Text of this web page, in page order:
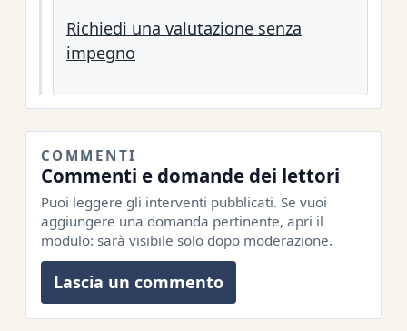
Richiedi una valutazione senza
impegno
COMMENTI
Commenti e domande dei lettori
Puoi leggere gli interventi pubblicati. Se vuoi
aggiungere una domanda pertinente, apri il
modulo: sarà visibile solo dopo moderazione.
Lascia un commento